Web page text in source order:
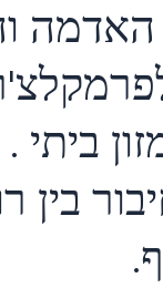
האדמה
ביתי .
בין